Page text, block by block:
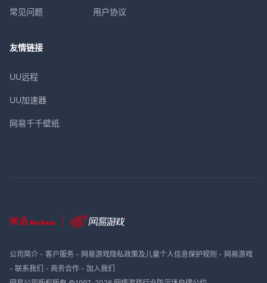
常见问题 用户协议
友情链接
UU远程
UU加速器
网易千千壁纸
公司简介- 客户服务- 网易游戏隐私政策及儿童个人信息保护规则 - 网易游戏
- 联系我们 - 商务合作- 加入我们